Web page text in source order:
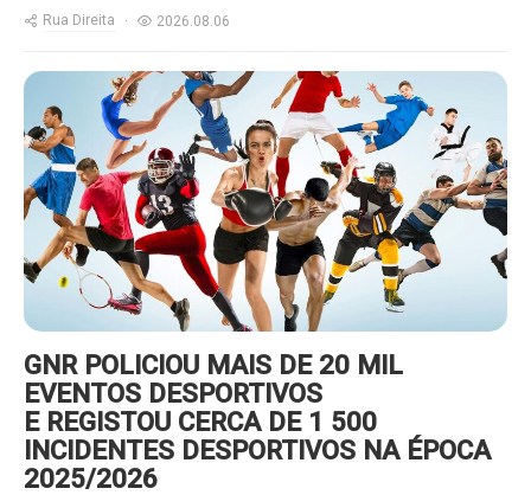
Rua Direita 2026.08.06
https://www.ruadireita.pt/wp-
content/uploads/2022/01/desporto-
800x600.jpg
GNR POLICIOU MAIS DE 20 MIL
EVENTOS DESPORTIVOS
E REGISTOU CERCA DE 1 500
INCIDENTES DESPORTIVOS NA ÉPOCA
2025/2026